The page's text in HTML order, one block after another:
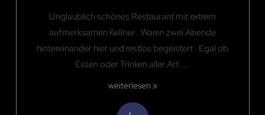
Unglaublich schönes Restaurant mit extrem
aufmerksamen Kellner . Waren zwei Abende
hintereinander hier und restlos begeistert . Egal ob
Essen oder Trinken aller Art ....
weiterlesen »